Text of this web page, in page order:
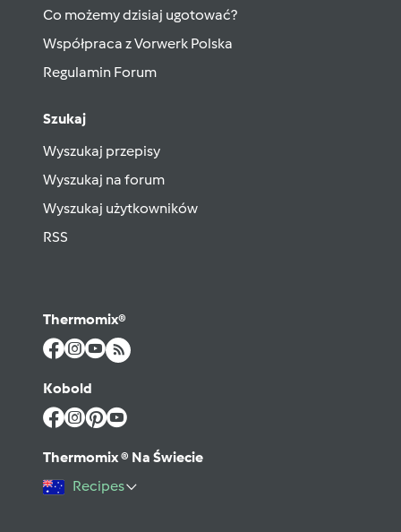
Co możemy dzisiaj ugotować?
Współpraca z Vorwerk Polska
Regulamin Forum
Szukaj
Wyszukaj przepisy
Wyszukaj na forum
Wyszukaj użytkowników
RSS
Thermomix®
Kobold
Thermomix ® Na Świecie
Recipes